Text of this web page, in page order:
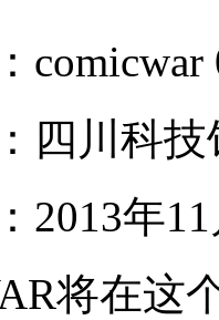
川科技
年11
在这个